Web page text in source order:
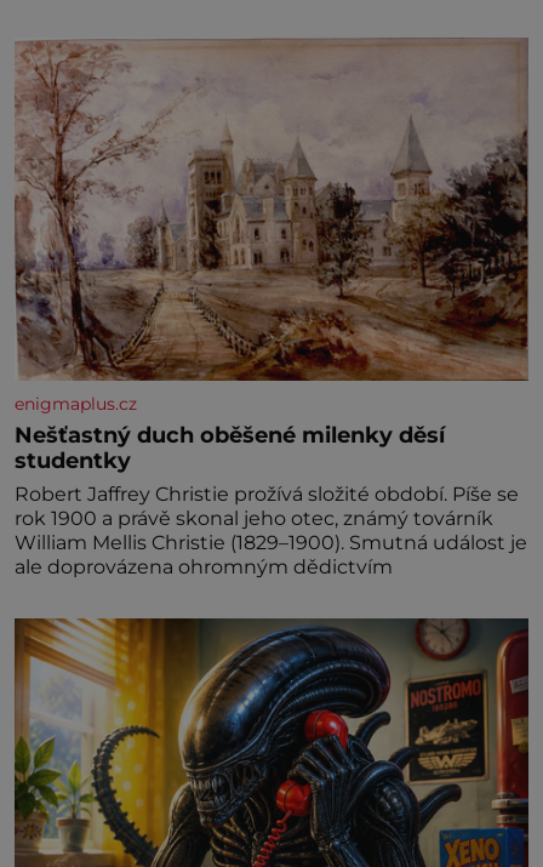
enigmaplus.cz
Nešťastný duch oběšené milenky děsí
studentky
Robert Jaffrey Christie prožívá složité období. Píše se
rok 1900 a právě skonal jeho otec, známý továrník
William Mellis Christie (1829–1900). Smutná událost je
ale doprovázena ohromným dědictvím